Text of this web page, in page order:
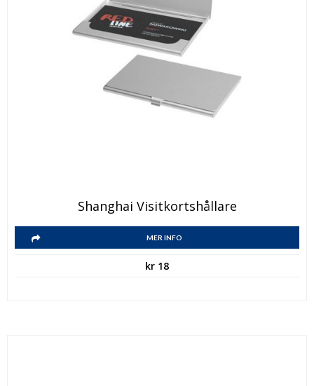
Shanghai Visitkortshållare
MER INFO
kr 18